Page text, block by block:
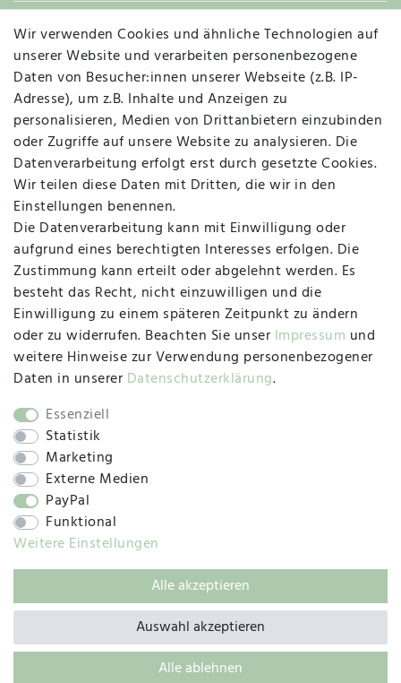
Widerruf
Vertrag widerrufen Kontakt
MAPALI VOR ORT
Herzogstraße 10
47533 Kleve
Montag, Dienstag, Donnerstag, Freitag
09:00 Uhr bis 13:00 Uhr
Mittwoch
09:00 Uhr bis 12:00 Uhr
SOCIAL
© 2019 – 2025 SILC GmbH
Wir verwenden Cookies und ähnliche Technologien auf
unserer Website und verarbeiten personenbezogene
Daten von Besucher:innen unserer Webseite (z.B. IP-
Adresse), um z.B. Inhalte und Anzeigen zu
personalisieren, Medien von Drittanbietern einzubinden
oder Zugriffe auf unsere Website zu analysieren. Die
Datenverarbeitung erfolgt erst durch gesetzte Cookies.
Wir teilen diese Daten mit Dritten, die wir in den
Einstellungen benennen.
Die Datenverarbeitung kann mit Einwilligung oder
aufgrund eines berechtigten Interesses erfolgen. Die
Zustimmung kann erteilt oder abgelehnt werden. Es
besteht das Recht, nicht einzuwilligen und die
Einwilligung zu einem späteren Zeitpunkt zu ändern
oder zu widerrufen. Beachten Sie unser Impressum und
weitere Hinweise zur Verwendung personenbezogener
Daten in unserer Daten­schutz­erklärung.
Essenziell
Statistik
Marketing
Externe Medien
PayPal
Funktional
Weitere Einstellungen
Alle akzeptieren
Alle ablehnen
Auswahl akzeptieren